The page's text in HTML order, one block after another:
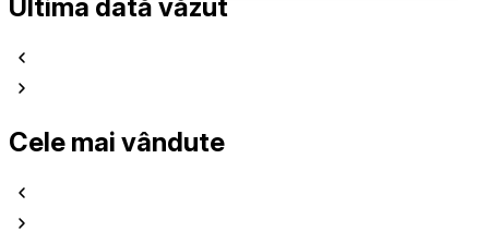
Ultima dată văzut
Cele mai vândute